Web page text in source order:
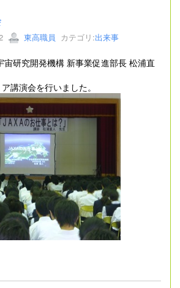
東高職員 カテゴリ:出来事
宙研究開発機構 新事業促進部長 松浦直
講演会を行いました。